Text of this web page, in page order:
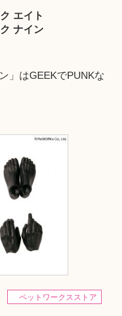
エイト
ナイン
」はGEEKでPUNKな
ペットワークスストア